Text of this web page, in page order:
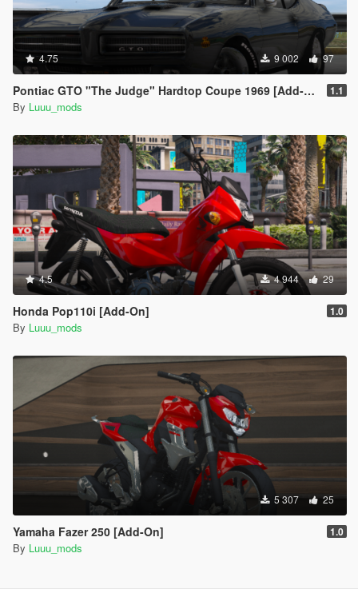
4.75 9 002 97
Pontiac GTO "The Judge" Hardtop Coupe 1969 [Add-On / FiveM | Unlocked] 1.1
By Luuu_mods
4.5 4 944 29
Honda Pop110i [Add-On] 1.0
By Luuu_mods
5 307 25
Yamaha Fazer 250 [Add-On] 1.0
By Luuu_mods